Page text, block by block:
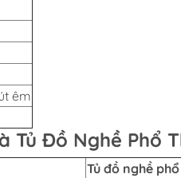
êm
Tủ Đồ Nghề Phổ
Tủ đồ nghề